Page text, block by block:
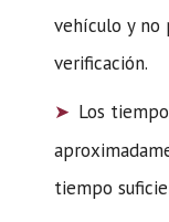
vehículo y no
verificación.
Los
tiempo